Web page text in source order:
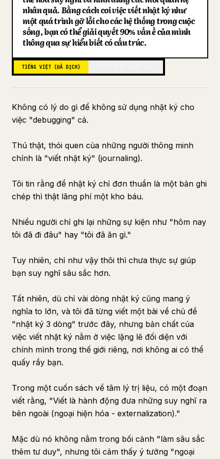
Blog
Cập nhật
nhân quả. Bằng cách coi việc viết nhật ký như
một quá trình gỡ lỗi cho các hệ thống trong cuộc
sống, bạn có thể giải quyết 90% vấn đề của mình
thông qua sự hiểu biết có cấu trúc.
TIẾNG VIỆT (ĐÃ DỊCH)
Không có lý do gì để không sử dụng nhật ký cho
việc "debugging" cả.
Thú thật, thói quen của những người thông minh
chính là "viết nhật ký" (journaling).
Tôi tin rằng để nhật ký chỉ đơn thuần là một bản ghi
chép thì thật lãng phí một kho báu.
Nhiều người chỉ ghi lại những sự kiện như "hôm nay
tôi đã đi đâu" hay "tôi đã ăn gì."
Tuy nhiên, chỉ như vậy thôi thì chưa thực sự giúp
bạn suy nghĩ sâu sắc hơn.
Tất nhiên, dù chỉ vài dòng nhật ký cũng mang ý
nghĩa to lớn, và tôi đã từng viết một bài về chủ đề
"nhật ký 3 dòng" trước đây, nhưng bản chất của
việc viết nhật ký nằm ở việc lặng lẽ đối diện với
chính mình trong thế giới riêng, nơi không ai có thể
quấy rầy bạn.
Trong một cuốn sách về tâm lý trị liệu, có một đoạn
viết rằng, "Viết là hành động đưa những suy nghĩ ra
bên ngoài (ngoại hiện hóa - externalization)."
Mặc dù nó không nằm trong bối cảnh "làm sâu sắc
thêm tư duy", nhưng tôi cảm thấy ý tưởng "ngoại